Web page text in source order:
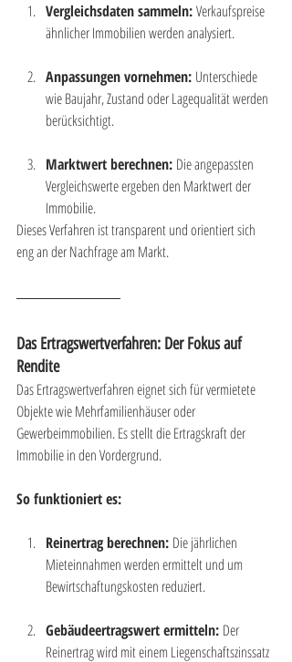
Vergleichsdaten sammeln: Verkaufspreise
ähnlicher Immobilien werden analysiert.
Anpassungen vornehmen: Unterschiede
wie Baujahr, Zustand oder Lagequalität werden
berücksichtigt.
Marktwert berechnen: Die angepassten
Vergleichswerte ergeben den Marktwert der
Immobilie.
Dieses Verfahren ist transparent und orientiert sich
eng an der Nachfrage am Markt.
Das Ertragswertverfahren: Der Fokus auf
Rendite
Das Ertragswertverfahren eignet sich für vermietete
Objekte wie Mehrfamilienhäuser oder
Gewerbeimmobilien. Es stellt die Ertragskraft der
Immobilie in den Vordergrund.
So funktioniert es:
Reinertrag berechnen: Die jährlichen
Mieteinnahmen werden ermittelt und um
Bewirtschaftungskosten reduziert.
Gebäudeertragswert ermitteln: Der
Reinertrag wird mit einem Liegenschaftszinssatz